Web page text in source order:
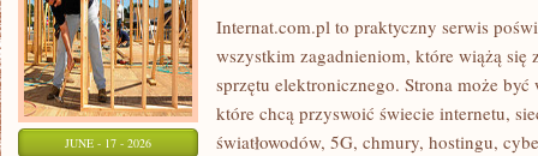
JUNE - 17 - 2026
Internat.com.pl to praktyczny serwis
wszystkim zagadnieniom, które wiążą się
sprzętu elektronicznego. Strona może
które chcą przyswoić świecie internetu,
światłowodów, 5G, chmury, hostingu,